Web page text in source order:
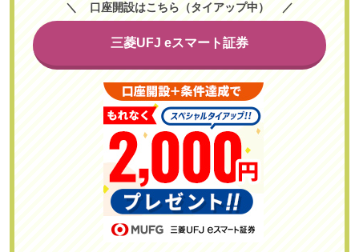
三菱UFJ eスマート証券
口座開設はこちら（タイアップ中）